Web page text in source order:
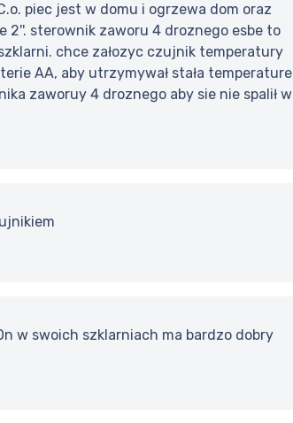
piec jest w domu i ogrzewa dom oraz
2''. sterownik zaworu 4 droznego esbe to
chce załozyc czujnik temperatury
AA, aby utrzymywał stała temperature
zaworuy 4 droznego aby sie nie spalił w
w swoich szklarniach ma bardzo dobry